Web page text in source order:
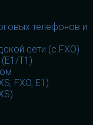
телефонов и
сети (с FXO)
T1)
FXO, E1)